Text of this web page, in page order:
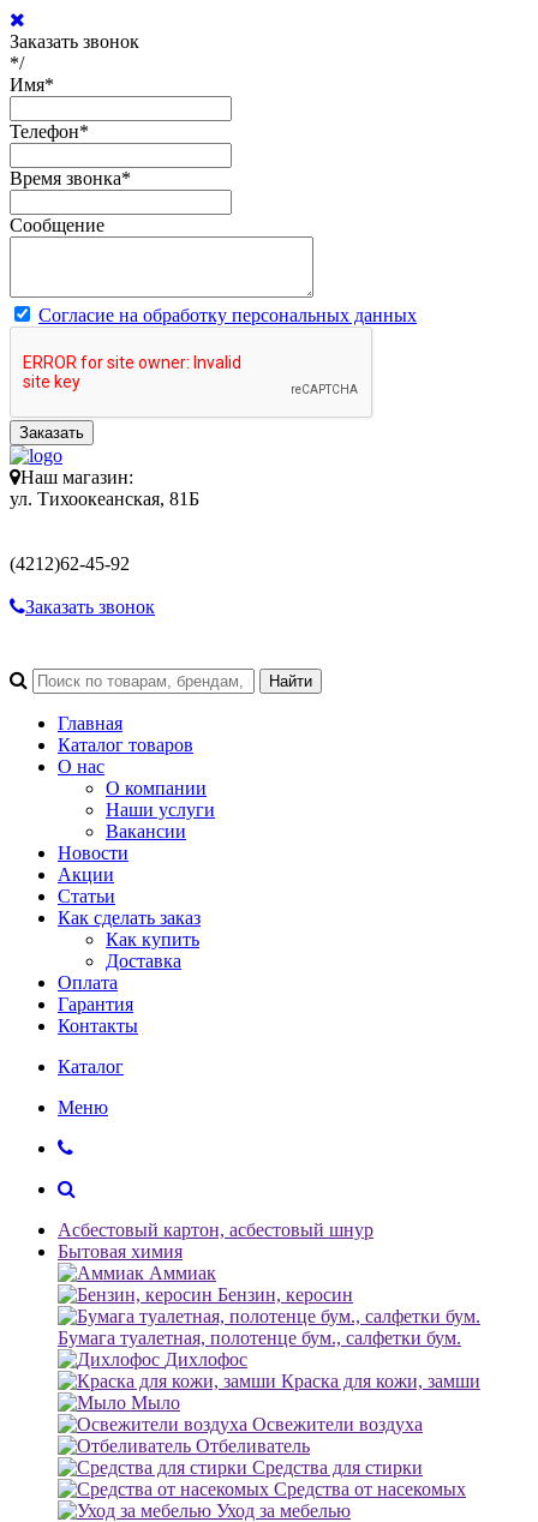
Заказать звонок
*/
Имя*
Телефон*
Время звонка*
Сообщение
Согласие на обработку персональных данных
Заказать
Наш магазин:
ул. Тихоокеанская, 81Б
(4212)62-45-92
Заказать звонок
Главная
Каталог товаров
О нас
О компании
Наши услуги
Вакансии
Новости
Акции
Статьи
Как сделать заказ
Как купить
Доставка
Оплата
Гарантия
Контакты
Каталог
Меню
Асбестовый картон, асбестовый шнур
Бытовая химия
Аммиак
Бензин, керосин
Бумага туалетная, полотенце бум., салфетки бум.
Дихлофос
Краска для кожи, замши
Мыло
Освежители воздуха
Отбеливатель
Средства для стирки
Средства от насекомых
Уход за мебелью